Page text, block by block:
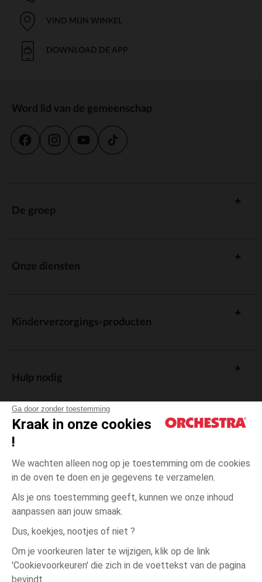
Ga door zonder toestemming
Kraak in onze cookies
!
We wachten alleen nog op je toestemming om de cookies
in de oven te doen en je gegevens te verzamelen.
Als je ons toestemming geeft, kunnen we onze inhoud
aanpassen aan jouw smaak.
Dus, koekjes, nootjes of niet ?
Om je voorkeuren later te wijzigen, klik op de link
'Cookievoorkeuren' die zich in de voettekst van de pagina
bevindt.
Blauw Blauw
38
VIND MIJN WINKEL
DOWNLOAD DE APP
Word lid van de gemeenschap
De groep
Onze diensten
Kinderverzorgings-producten
Hulp nodig
Algemene verkoopsvoorwaarden
Wettelijke bepalingen
Persoonsgegevens